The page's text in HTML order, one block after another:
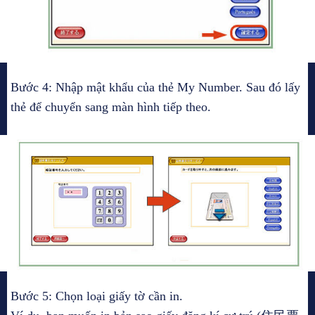
Bước 4: Nhập mật khẩu của thẻ My Number. Sau đó lấy
thẻ để chuyển sang màn hình tiếp theo.
Bước 5: Chọn loại giấy tờ cần in.